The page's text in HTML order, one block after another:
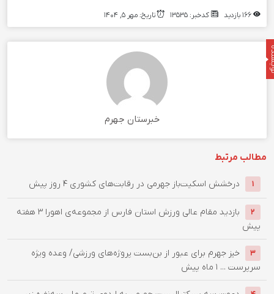
کدخبر: 13535 تاریخ: مهر 5, 1404
خبرستان جهرم
مطالب مرتبط
1 درخشش اسکیت‌باز جهرمی در رقابت‌های کشوری 4 روز پیش
2 بازدید مقام عالی ورزش استان فارس از مجموعه‌ی اهورا
3 هفته
پیش
3
خیز جهرم برای عبور از بن‌بست پروژه‌های ورزشی/ وعده ویژه
سرپرست ... 1 ماه پیش